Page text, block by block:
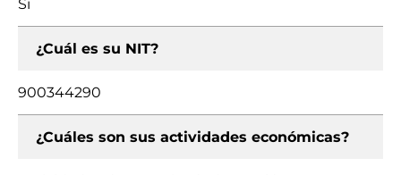
Si
¿Cuál es su NIT?
900344290
¿Cuáles son sus actividades económicas?